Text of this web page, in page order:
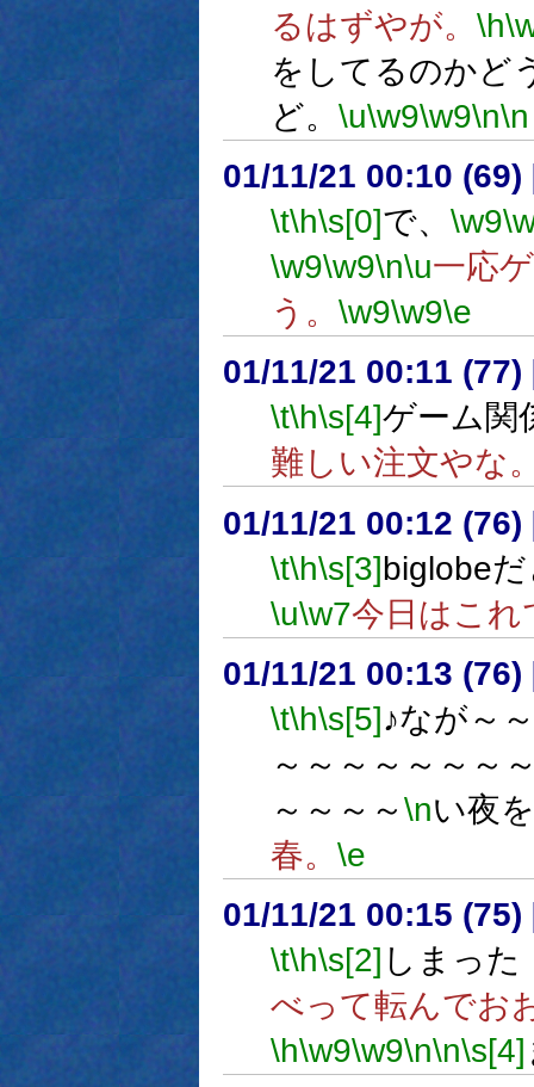
るはずやが。 \h
をしてるのかど
ど。 \u\w9\w9\n\n
01/11/21 00:10 (69)
\t\h\s[0]で、 \w9
\w9\w9\n\u一応
う。 \w9\w9\e
01/11/21 00:11 (77)
\t\h\s[4]ゲーム関
難しい注文やな
01/11/21 00:12 (76)
\t\h\s[3]biglobe
\u\w7今日はこれ
01/11/21 00:13 (76)
\t\h\s[5]♪なが～
～～～～～～～
～～～～\nい夜
春。 \e
01/11/21 00:15 (75)
\t\h\s[2] しまった
べって転んでお
\h\w9\w9\n\n\s[4]